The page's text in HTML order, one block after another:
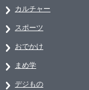
カルチャー
スポーツ
おでかけ
まめ学
デジもの